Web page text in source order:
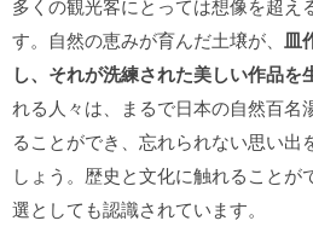
多くの観光客にとっては想像を超え
す。自然の恵みが育んだ土壌が、 皿
し、それが洗練された美しい作品を
れる人々は、まるで日本の自然百名
ることができ、忘れられない思い出
しょう。歴史と文化に触れることが
選としても認識されています。